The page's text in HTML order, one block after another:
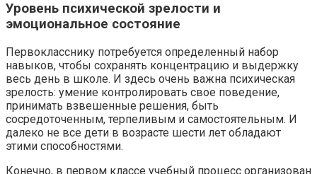
Уровень психической зрелости и
эмоциональное состояние
Первокласснику потребуется определенный набор
навыков, чтобы сохранять концентрацию и выдержку
весь день в школе. И здесь очень важна психическая
зрелость: умение контролировать свое поведение,
принимать взвешенные решения, быть
сосредоточенным, терпеливым и самостоятельным. И
далеко не все дети в возрасте шести лет обладают
этими способностями.
Конечно, в первом классе учебный процесс организован